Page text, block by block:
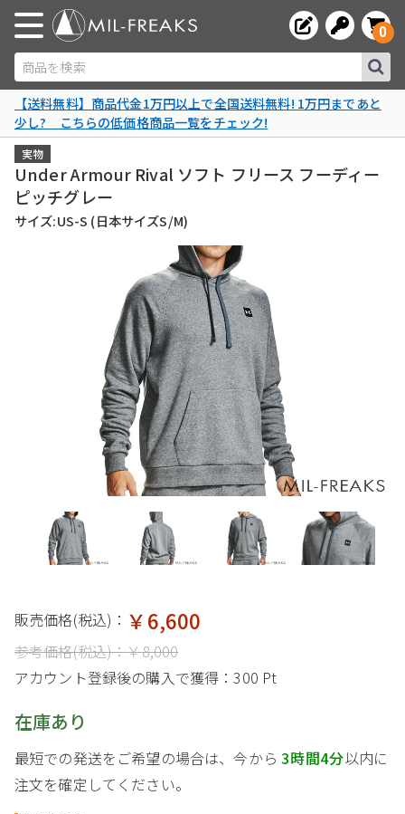
商品を検索
0
【送料無料】商品代金1万円以上で全国送料無料! 1万円まであと
少し? こちらの低価格商品一覧をチェック!
実物
Under Armour Rival ソフト フリース フーディー
ピッチグレー
サイズ:US-S (日本サイズS/M)
販売価格(税込)： ￥6,600
参考価格(税込)：￥8,000
アカウント登録後の購入で獲得：300 Pt
在庫あり
最短での発送をご希望の場合は、今から3時間4分以内に
注文を確定してください。